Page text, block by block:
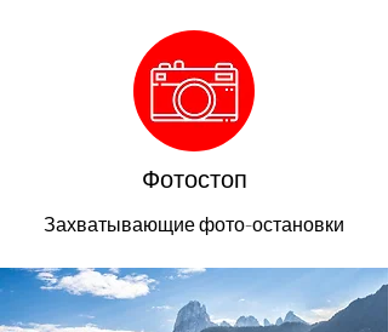
Фотостоп
Захватывающие фото-остановки